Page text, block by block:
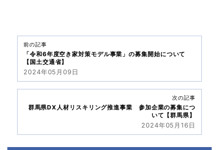
前の記事
「令和6年度空き家対策モデル事業」の募集開始について
【国土交通省】
2024年05月09日
次の記事
群馬県DX人材リスキリング推進事業 参加企業の募集につ
いて【群馬県】
2024年05月16日